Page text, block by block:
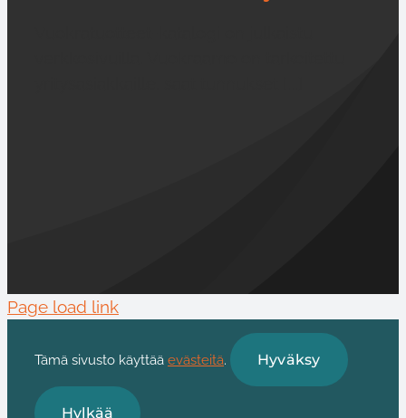
Page load link
Tämä sivusto käyttää evästeitä. Hyväksy
Hylkää